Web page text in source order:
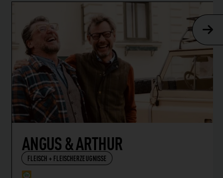
ANGUS & ARTHUR
FLEISCH + FLEISCHERZEUGNISSE